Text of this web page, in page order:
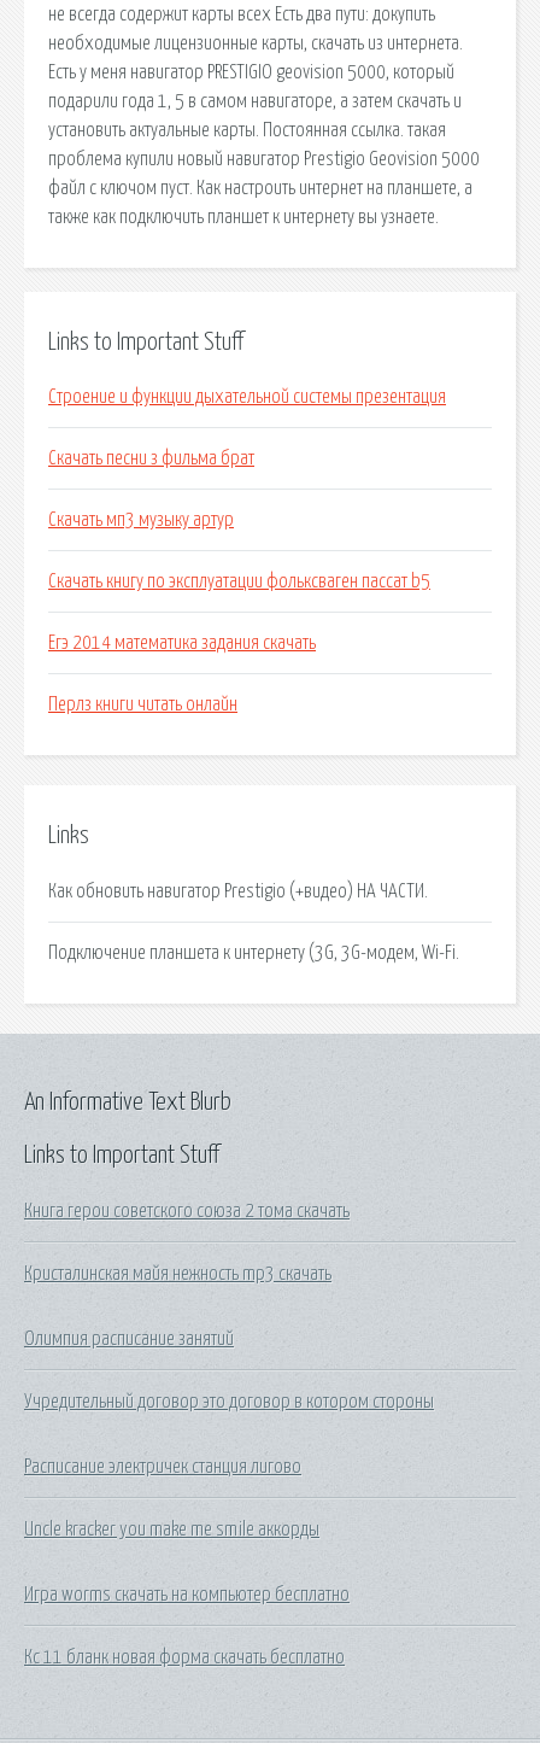
не всегда содержит карты всех Есть два пути: докупить
необходимые лицензионные карты, скачать из интернета.
Есть у меня навигатор PRESTIGIO geovision 5000, который
подарили года 1, 5 в самом навигаторе, а затем скачать и
установить актуальные карты. Постоянная ссылка. такая
проблема купили новый навигатор Prestigio Geovision 5000
файл с ключом пуст. Как настроить интернет на планшете, а
также как подключить планшет к интернету вы узнаете.
Links to Important Stuff
Строение и функции дыхательной системы презентация
Скачать песни з фильма брат
Скачать мп3 музыку артур
Скачать книгу по эксплуатации фольксваген пассат b5
Егэ 2014 математика задания скачать
Перлз книги читать онлайн
Links
Как обновить навигатор Prestigio (+видео) НА ЧАСТИ.
Подключение планшета к интернету (3G, 3G-модем, Wi-Fi.
Links to Important Stuff
Книга герои советского союза 2 тома скачать
Кристалинская майя нежность mp3 скачать
Олимпия расписание занятий
Учредительный договор это договор в котором стороны
Расписание электричек станция лигово
Uncle kracker you make me smile аккорды
Игра worms скачать на компьютер бесплатно
Кс 11 бланк новая форма скачать бесплатно
An Informative Text Blurb